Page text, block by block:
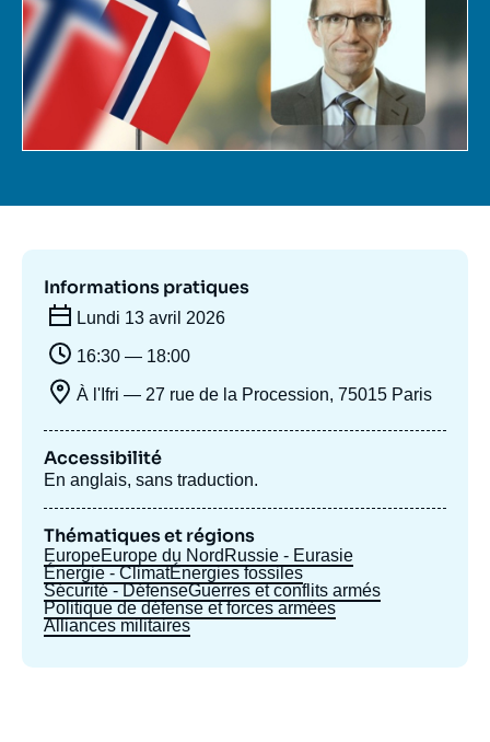
Se connecter
Nous soutenir
Informations pratiques
Lundi 13 avril 2026
16:30 — 18:00
À l'Ifri — 27 rue de la Procession, 75015 Paris
Accessibilité
En anglais, sans traduction.
Thématiques et régions
EuropeEurope du Nord Russie - Eurasie
Énergie - ClimatÉnergies fossiles
Sécurité - DéfenseGuerres et conflits armés
Politique de défense et forces armées
Alliances militaires